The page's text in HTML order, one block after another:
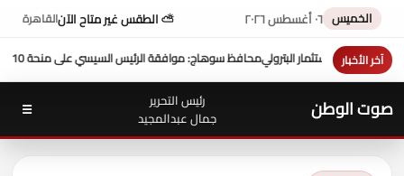
الخميس ٠٦ أغسطس ٢٠٢٦ ⛅ الطقس غير متاح الآنالقاهرة
آخر الأخبار
الرئيس السيسي على منحة 10 ملايين دولار تعزز التنمية بالمحافظة
صوت الوطن
رئيس التحرير
جمال عبدالمجيد
☰